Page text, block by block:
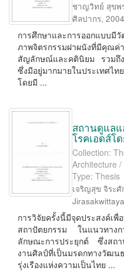
ชาญวิทย์ สุขพ
ศิลปากร, 2004
การศึกษาและการออกแบบมี
ภาพจิตรกรรมฝาผนังที่มี
สัญลักษณ์และคตินิยม รวมถึ
ซึ่งมีอยู่มากมายในประเทศไ
โดยมี ...
สถานดูแลแ
โรคเอดส์โ
Collection:
Architecture
Type: Thesis
เจริญสุข จิระ
Jirasakwittaya
การวิจัยครั้งนี้มีจุดประสงค์เพื่
สถาปัตยกรรม ในแนวทาง
ลักษณะการประยุกต์ ซึ่งสถ
งานศิลป์ที่เป็นมรดกทางวัฒน
รุ่งเรืองแห่งความเป็นไทย ...